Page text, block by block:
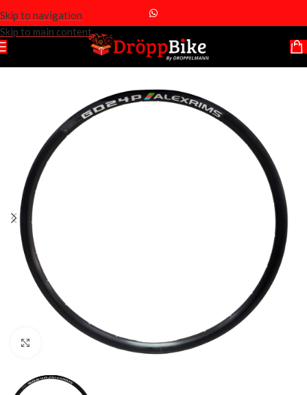
Skip to navigation
Skip to main content
Click to enlarge